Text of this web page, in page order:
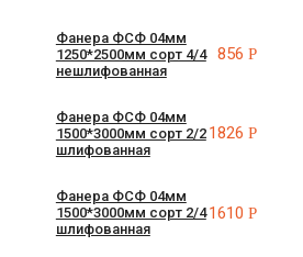
Фанера ФСФ 04мм
1250*2500мм сорт 4/4
нешлифованная
856Р
Фанера ФСФ 04мм
1500*3000мм сорт 2/2
шлифованная
1826Р
Фанера ФСФ 04мм
1500*3000мм сорт 2/4
шлифованная
1610Р